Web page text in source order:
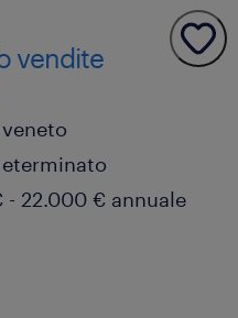
vendite
- 22.000 € annuale